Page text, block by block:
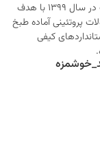
آمویی مارکت در سال 1399 با هدف
پروتئینی آماده طبخ
کیفی